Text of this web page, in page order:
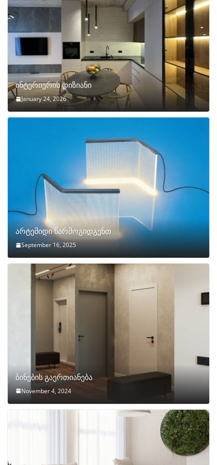
ინტერიერის დიზიანი
January 24, 2026
არტემიდი წარმოგიდგენთ
September 16, 2025
ბინების გაერთიანება
November 4, 2024